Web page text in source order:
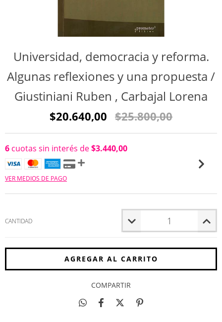
Universidad, democracia y reforma.
Algunas reflexiones y una propuesta /
Giustiniani Ruben , Carbajal Lorena
$20.640,00 $25.800,00
6 cuotas sin interés de$3.440,00
VER MEDIOS DE PAGO
CANTIDAD
COMPARTIR